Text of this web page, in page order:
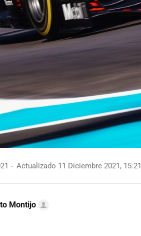
Actualizado 11 Diciembre 2021, 15:21
Montijo